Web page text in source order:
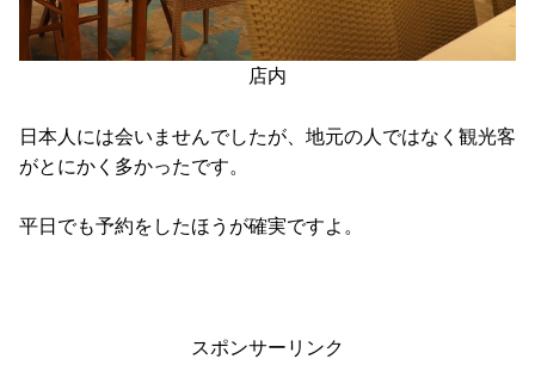
店内
日本人には会いませんでしたが、地元の人ではなく観光客
がとにかく多かったです。
平日でも予約をしたほうが確実ですよ。
スポンサーリンク